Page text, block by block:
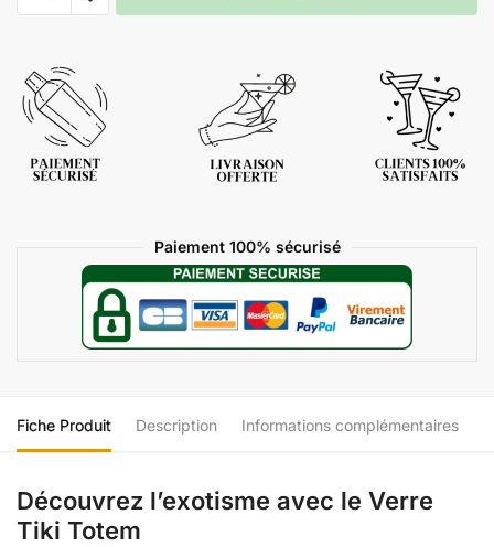
Paiement 100% sécurisé
Fiche Produit Description Informations complémentaires
Découvrez l’exotisme avec le Verre
Tiki Totem